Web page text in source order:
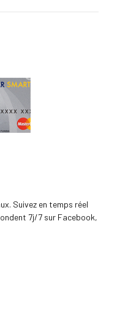
Suivez en temps réel
7j/7 sur Facebook,